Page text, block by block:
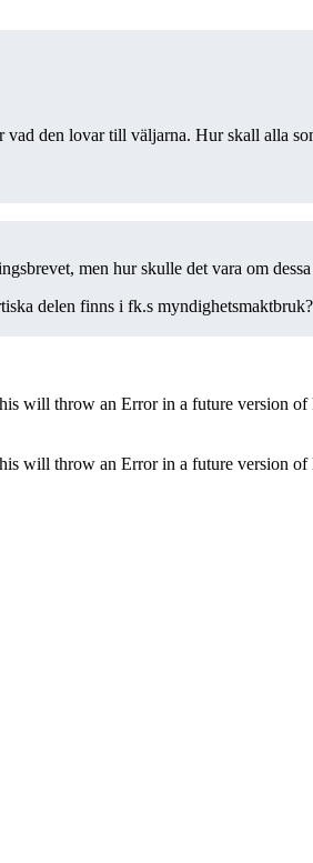
den lovar till väljarna. Hur skall alla
men hur skulle det vara om
delen finns i fk.s myndighetsmaktbruk?
will throw an Error in a future version of
will throw an Error in a future version of